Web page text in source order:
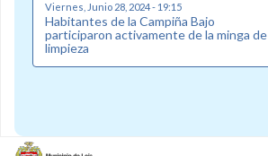
Viernes, Junio 28, 2024 - 19:15
Habitantes de la Campiña Bajo
participaron activamente de la minga de
limpieza